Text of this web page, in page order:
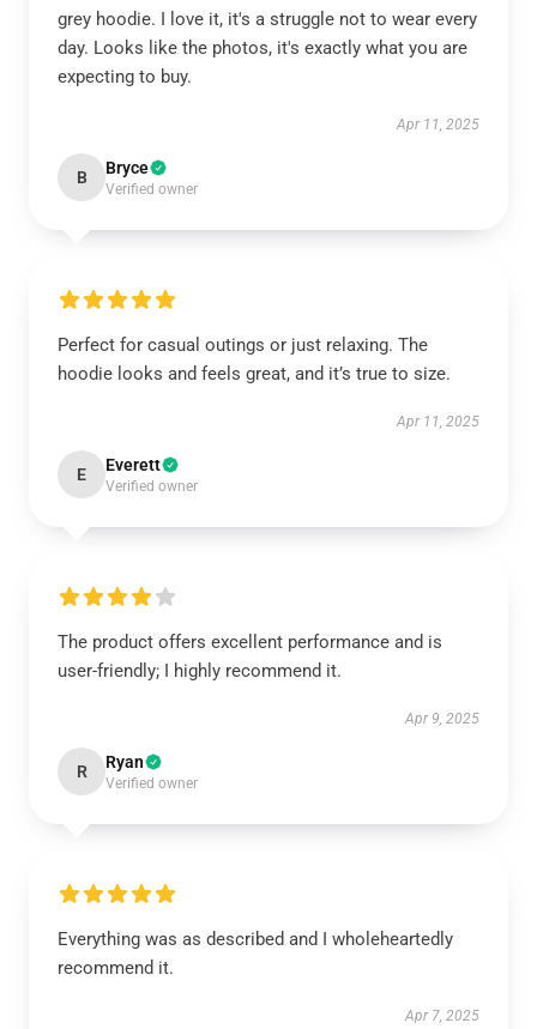
grey hoodie. I love it, it's a struggle not to wear every
day. Looks like the photos, it's exactly what you are
expecting to buy.
Apr 11, 2025
B Bryce
Verified owner
Perfect for casual outings or just relaxing. The
hoodie looks and feels great, and it’s true to size.
Apr 11, 2025
E Everett
Verified owner
The product offers excellent performance and is
user-friendly; I highly recommend it.
Apr 9, 2025
R Ryan
Verified owner
Everything was as described and I wholeheartedly
recommend it.
Apr 7, 2025